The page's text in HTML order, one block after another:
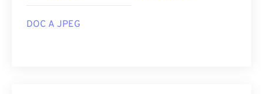
DOC A JPEG